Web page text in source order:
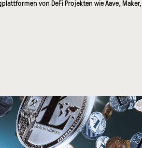
von DeFi Projekten wie Aave, Maker,